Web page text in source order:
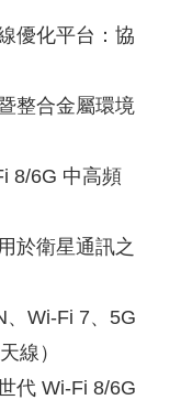
優化平台：協
整合金屬環境
8/6G 中高頻
於衛星通訊之
、Wi-Fi 7、5G
線）
代 Wi-Fi 8/6G